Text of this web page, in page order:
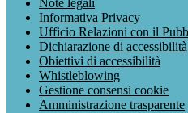
Note legali
Informativa Privacy
Ufficio Relazioni con il
Dichiarazione di accessibilità
Obiettivi di accessibilità
Whistleblowing
Gestione consensi cookie
Amministrazione trasparente